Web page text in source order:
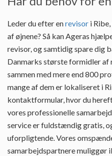
Leder du efter enrevisor i
af øjnene? Så kan Ageras
revisor, og samtidig spare dig
Danmarks største formidler af
sammen med mere end 800
mange af dem er lokaliseret i
kontaktformular, hvor du
vores professionelle
service er fuldstændig gratis,
uforpligtende. Vores
samarbejdspartnere muliggør